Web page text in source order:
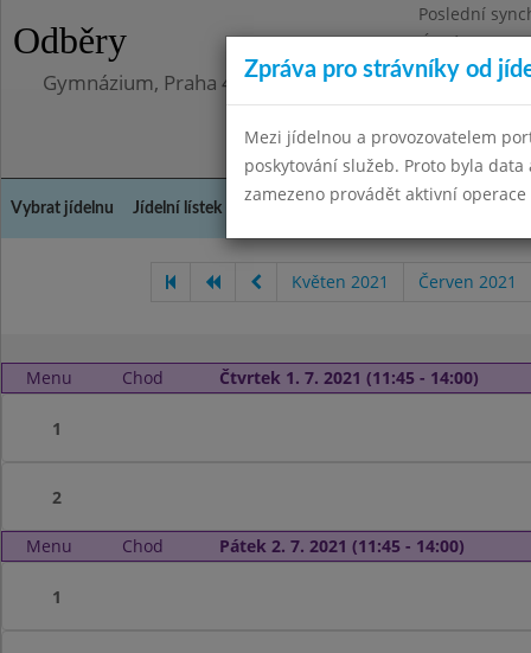
Odběry
Poslední
Úterý
Gymnázium, Praha 4, Budějovická 680
Vybrat jídelnu Jídelní lístek Kontakty a informace
Květen 2021 Červen 2021
Menu Chod Čtvrtek 1. 7. 2021 (11:45 - 14:00)
1
2
Menu Chod Pátek 2. 7. 2021 (11:45 - 14:00)
1
Zpráva pro strávníky od
Mezi jídelnou a provozovatelem
poskytování služeb. Proto byla
zamezeno provádět aktivní